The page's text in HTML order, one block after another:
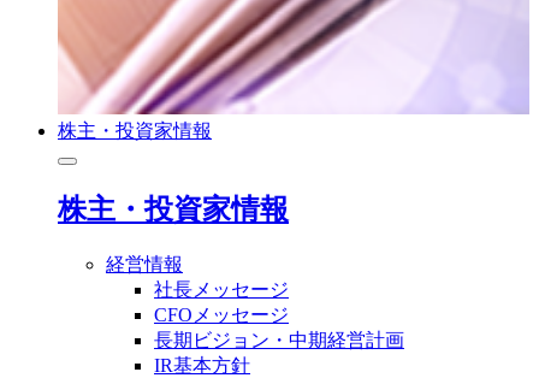
株主・投資家情報
株主・投資家情報
経営情報
社長メッセージ
CFOメッセージ
長期ビジョン・中期経営計画
IR基本方針